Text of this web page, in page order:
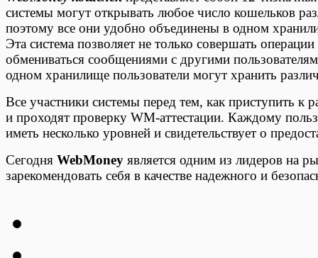
системы могут открывать любое число кошельков
поэтому все они удобно объединены в одном
Эта система позволяет не только совершать
обмениваться сообщениями с другими
одном хранилище пользователи могут хранить
Все участники системы перед тем, как приступить к
и проходят проверку WM-аттестации. Каждому
иметь несколько уровней и свидетельствует о
Сегодня WebMoney является одним из лидеров на
зарекомендовать себя в качестве надежного и